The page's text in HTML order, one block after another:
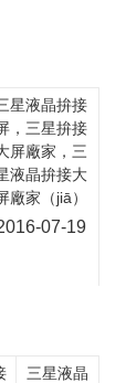
星液晶拚接
，三星拚接
屏廠家，三
液晶拚接大
廠家（jiā）
07-19
三星液晶